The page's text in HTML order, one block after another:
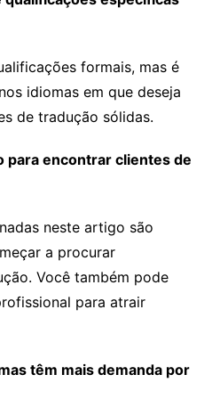
formais, mas é
idiomas em que deseja
de tradução sólidas.
para encontrar clientes de
neste artigo são
a procurar
Você também pode
para atrair
têm mais demanda por